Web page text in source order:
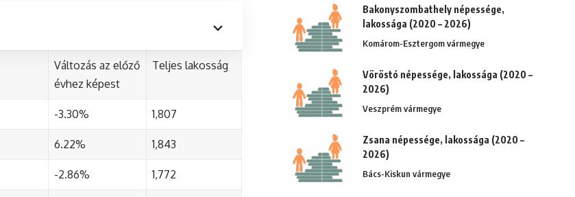
Változás az előző
évhez képest
Teljes lakosság
-3.30% 1,807
6.22% 1,843
-2.86% 1,772
Bakonyszombathely népessége,
lakossága (2020 – 2026)
Komárom-Esztergom vármegye
Vöröstó népessége, lakossága (2020 –
2026)
Veszprém vármegye
Zsana népessége, lakossága (2020 –
2026)
Bács-Kiskun vármegye